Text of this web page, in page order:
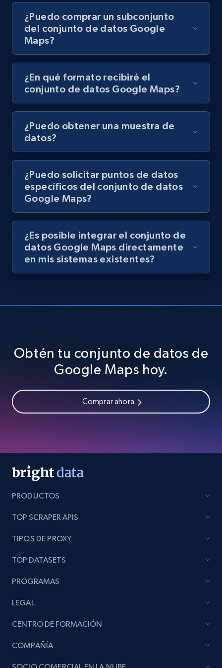
¿Puedo comprar un subconjunto
del conjunto de datos Google
Maps?
¿En qué formato recibiré el
conjunto de datos Google Maps?
¿Puedo obtener una muestra de
datos?
¿Puedo solicitar puntos de datos
específicos del conjunto de datos
Google Maps?
¿Es posible integrar el conjunto de
datos Google Maps directamente
en mis sistemas existentes?
Obtén tu conjunto de datos de
Google Maps hoy.
Comprar ahora
PRODUCTOS
TOP SCRAPER APIS
TIPOS DE PROXY
TOP DATASETS
PROGRAMAS
LEGAL
CENTRO DE FORMACIÓN
COMPAÑÍA